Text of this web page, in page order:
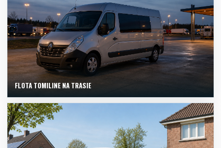
FLOTA TOMILINE NA TRASIE